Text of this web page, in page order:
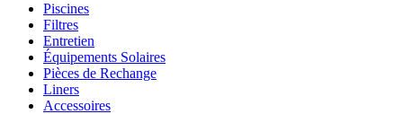
Piscines
Filtres
Entretien
Équipements Solaires
Pièces de Rechange
Liners
Accessoires